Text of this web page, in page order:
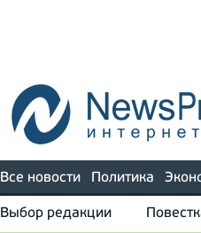
Все новости Политика
Выбор редакции